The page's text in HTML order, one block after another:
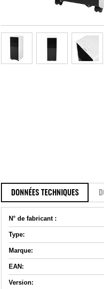
DONNÉES TECHNIQUES
N° de fabricant :
Type:
Marque:
EAN:
Version: